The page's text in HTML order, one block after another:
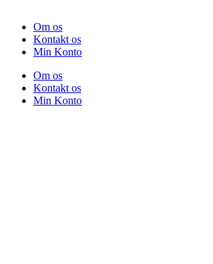
Om os
Kontakt os
Min Konto
Om os
Kontakt os
Min Konto